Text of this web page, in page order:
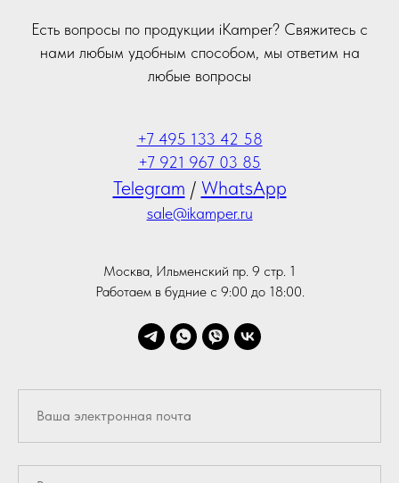
Есть вопросы по продукции iKamper? Свяжитесь с
нами любым удобным способом, мы ответим на
любые вопросы
+7 495 133 42 58
+7 921 967 03 85
Telegram / WhatsApp
sale@ikamper.ru
Москва, Ильменский пр. 9 стр. 1
Работаем в будние с 9:00 до 18:00.